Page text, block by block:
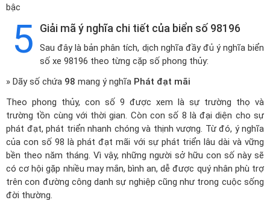
bậc
5 Giải mã ý nghĩa chi tiết của biển số 98196
Sau đây là bản phân tích, dịch nghĩa đầy đủ ý nghĩa biển
số xe 98196 theo từng cặp số phong thủy:
» Dãy số chứa 98 mang ý nghĩa Phát đạt mãi
Theo phong thủy, con số 9 được xem là sự trường thọ và
trường tồn cùng với thời gian. Còn con số 8 là đại diện cho sự
phát đạt, phát triển nhanh chóng và thịnh vượng. Từ đó, ý nghĩa
của con số 98 là phát đạt mãi với sự phát triển lâu dài và vững
bền theo năm tháng. Vì vậy, những người sở hữu con số này sẽ
có cơ hội gặp nhiều may mắn, bình an, dễ được quý nhân phù trợ
trên con đường công danh sự nghiệp cũng như trong cuộc sống
đời thường.